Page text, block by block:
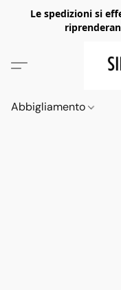
Le spedizioni si
Abbigliamento